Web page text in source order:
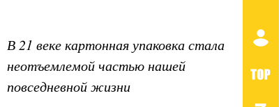
В 21 веке картонная упаковка стала
неотъемлемой частью нашей
повседневной жизни